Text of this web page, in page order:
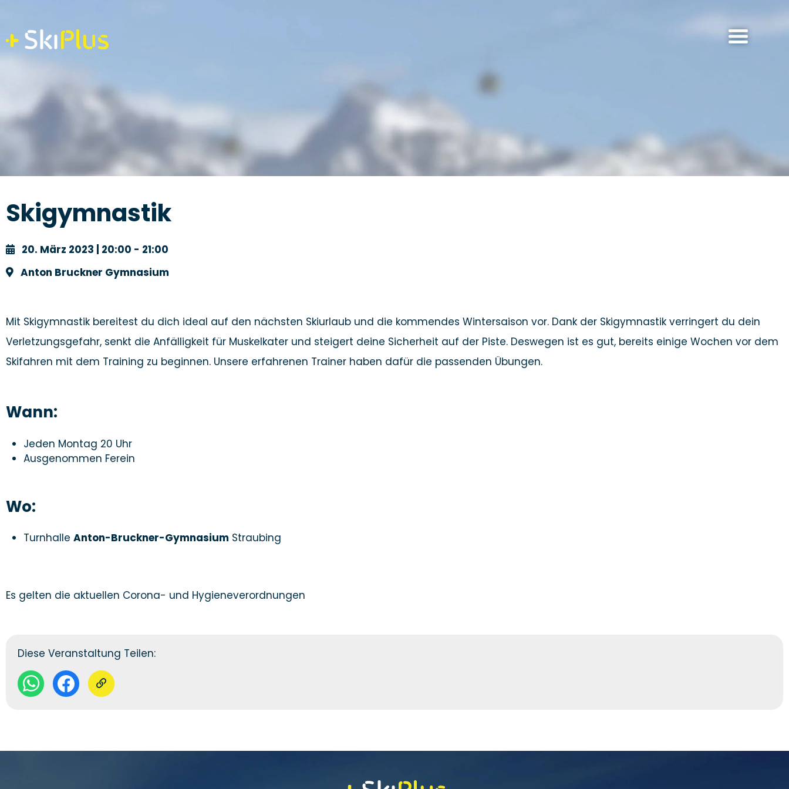
content
Skigymnastik
20. März 2023 | 20:00 - 21:00
Anton Bruckner Gymnasium
Mit Skigymnastik bereitest du dich ideal auf den nächsten Skiurlaub und die kommendes Wintersaison vor. Dank der Skigymnastik verringert du dein
Verletzungsgefahr, senkt die Anfälligkeit für Muskelkater und steigert deine Sicherheit auf der Piste. Deswegen ist es gut, bereits einige Wochen vor dem
Skifahren mit dem Training zu beginnen. Unsere erfahrenen Trainer haben dafür die passenden Übungen.
Wann:
Jeden Montag 20 Uhr
Ausgenommen Ferein
Wo:
Turnhalle Anton-Bruckner-Gymnasium Straubing
Es gelten die aktuellen Corona- und Hygieneverordnungen
Diese Veranstaltung Teilen: